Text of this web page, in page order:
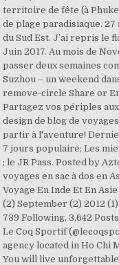
territoire de fête (à
de plage paradisiaque. 27
du Sud Est. J’ai repris le
Juin 2017. Au mois de
passer deux semaines
Suzhou – un weekend
remove-circle Share or
Partagez vos périples
design de blog de
partir à l'aventure!
7 jours populaire; Les
: le JR Pass. Posted by
voyages en sac à dos en
Voyage En Inde Et En
(2) September (2) 2012
739 Following, 3,642
Le Coq Sportif
agency located in Ho Chi
You will live